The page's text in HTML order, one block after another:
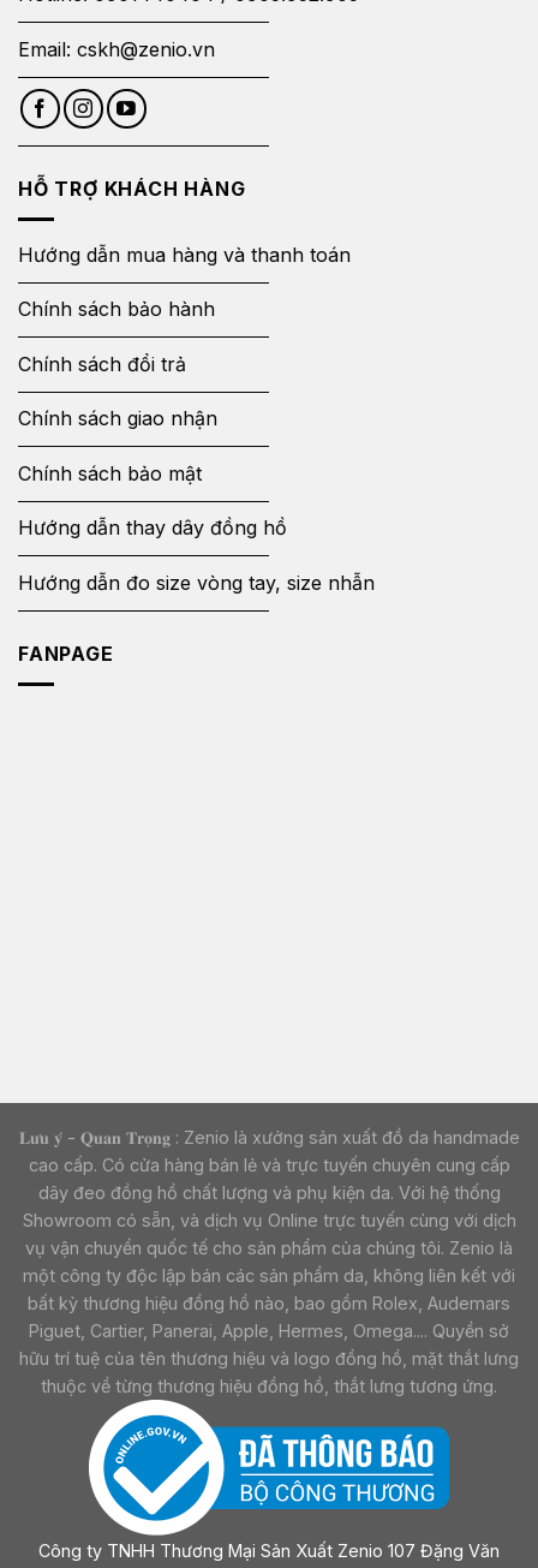
Email: cskh@zenio.vn
HỖ TRỢ KHÁCH HÀNG
Hướng dẫn mua hàng và thanh toán
Chính sách bảo hành
Chính sách đổi trả
Chính sách giao nhận
Chính sách bảo mật
Hướng dẫn thay dây đồng hồ
Hướng dẫn đo size vòng tay, size nhẫn
FANPAGE
𝐋𝐮̛𝐮 𝐲́ - 𝐐𝐮𝐚𝐧 𝐓𝐫𝐨̣𝐧𝐠 : Zenio là xưởng sản xuất đồ da handmade
cao cấp. Có cửa hàng bán lẻ và trực tuyến chuyên cung cấp
dây đeo đồng hồ chất lượng và phụ kiện da. Với hệ thống
Showroom có sẵn, và dịch vụ Online trực tuyến cùng với dịch
vụ vận chuyển quốc tế cho sản phẩm của chúng tôi. Zenio là
một công ty độc lập bán các sản phẩm da, không liên kết với
bất kỳ thương hiệu đồng hồ nào, bao gồm Rolex, Audemars
Piguet, Cartier, Panerai, Apple, Hermes, Omega.... Quyền sở
hữu trí tuệ của tên thương hiệu và logo đồng hồ, mặt thắt lưng
thuộc về từng thương hiệu đồng hồ, thắt lưng tương ứng.
Công ty TNHH Thương Mại Sản Xuất Zenio 107 Đặng Văn